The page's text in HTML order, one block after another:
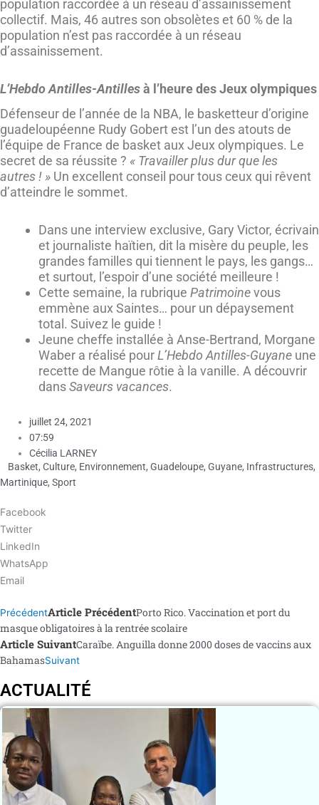
population raccordée à un réseau d’assainissement
collectif. Mais, 46 autres son obsolètes et 60 % de la
population n’est pas raccordée à un réseau
d’assainissement.
L’Hebdo Antilles-Antillesà l’heure des Jeux olympiques
Défenseur de l’année de la NBA, le basketteur d’origine
guadeloupéenne Rudy Gobert est l’un des atouts de
l’équipe de France de basket aux Jeux olympiques. Le
secret de sa réussite ? « Travailler plus dur que les
autres ! » Un excellent conseil pour tous ceux qui rêvent
d’atteindre le sommet.
Dans une interview exclusive, Gary Victor, écrivain
et journaliste haïtien, dit la misère du peuple, les
grandes familles qui tiennent le pays, les gangs…
et surtout, l’espoir d’une société meilleure !
Cette semaine, la rubrique Patrimoinevous
emmène aux Saintes… pour un dépaysement
total. Suivez le guide !
Jeune cheffe installée à Anse-Bertrand, Morgane
Waber a réalisé pourL’Hebdo Antilles-Guyane une
recette de Mangue rôtie à la vanille. A découvrir
dansSaveurs vacances.
juillet 24, 2021
07:59
Cécilia LARNEY
Basket, Culture, Environnement, Guadeloupe, Guyane, Infrastructures,
Martinique, Sport
Facebook
Twitter
LinkedIn
WhatsApp
Email
PrécédentArticle PrécédentPorto Rico. Vaccination et port du
masque obligatoires à la rentrée scolaire
Article SuivantCaraïbe. Anguilla donne 2000 doses de vaccins aux
BahamasSuivant
ACTUALITÉ